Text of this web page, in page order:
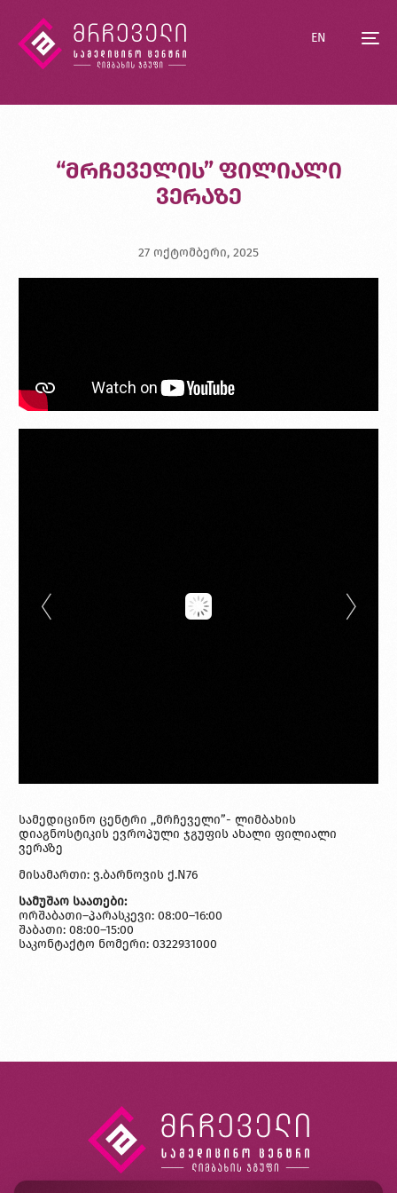
EN
“მრჩეველის” ფილიალი
ვერაზე
27 ოქტომბერი, 2025
სამედიცინო ცენტრი ,,მრჩეველი”- ლიმბახის
დიაგნოსტიკის ევროპული ჯგუფის ახალი ფილიალი
ვერაზე
მისამართი: ვ.ბარნოვის ქ.N76
სამუშაო საათები:
ორშაბათი–პარასკევი: 08:00–16:00
შაბათი: 08:00–15:00
საკონტაქტო ნომერი: 0322931000